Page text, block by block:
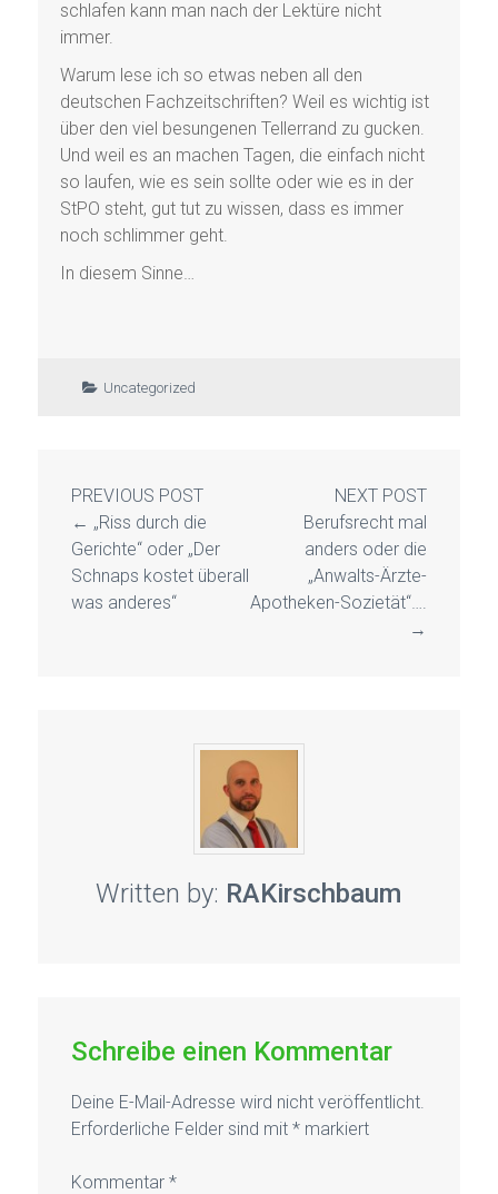
schlafen kann man nach der Lektüre nicht
immer.
Warum lese ich so etwas neben all den
deutschen Fachzeitschriften? Weil es wichtig ist
über den viel besungenen Tellerrand zu gucken.
Und weil es an machen Tagen, die einfach nicht
so laufen, wie es sein sollte oder wie es in der
StPO steht, gut tut zu wissen, dass es immer
noch schlimmer geht.
In diesem Sinne…
Uncategorized
PREVIOUS POST
← „Riss durch die
Gerichte“ oder „Der
Schnaps kostet überall
was anderes“
NEXT POST
Berufsrecht mal
anders oder die
„Anwalts-Ärzte-
Apotheken-Sozietät“….
→
Written by: RAKirschbaum
Schreibe einen Kommentar
Deine E-Mail-Adresse wird nicht veröffentlicht.
Erforderliche Felder sind mit *markiert
Kommentar *